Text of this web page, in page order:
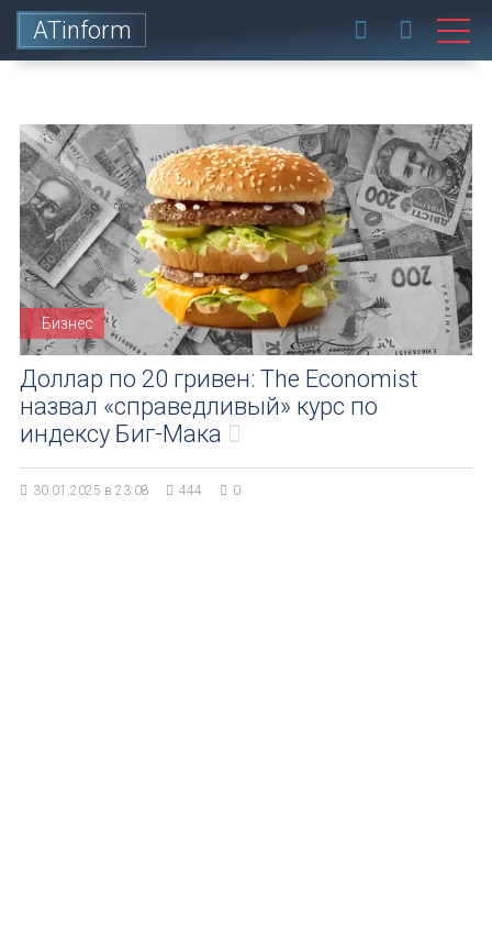
ATinform
Бизнес
Доллар по 20 гривен: The Economist
назвал «справедливый» курс по
индексу Биг-Мака
30.01.2025 в 23:08 444 0